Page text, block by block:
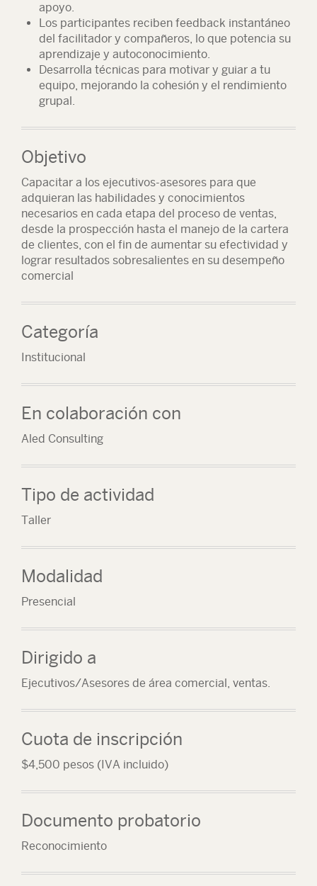
apoyo.
Los participantes reciben feedback instantáneo
del facilitador y compañeros, lo que potencia su
aprendizaje y autoconocimiento.
Desarrolla técnicas para motivar y guiar a tu
equipo, mejorando la cohesión y el rendimiento
grupal.
Objetivo
Capacitar a los ejecutivos-asesores para que
adquieran las habilidades y conocimientos
necesarios en cada etapa del proceso de ventas,
desde la prospección hasta el manejo de la cartera
de clientes, con el fin de aumentar su efectividad y
lograr resultados sobresalientes en su desempeño
comercial
Categoría
Institucional
En colaboración con
Aled Consulting
Tipo de actividad
Taller
Modalidad
Presencial
Dirigido a
Ejecutivos/Asesores de área comercial, ventas.
Cuota de inscripción
$4,500 pesos (IVA incluido)
Documento probatorio
Reconocimiento